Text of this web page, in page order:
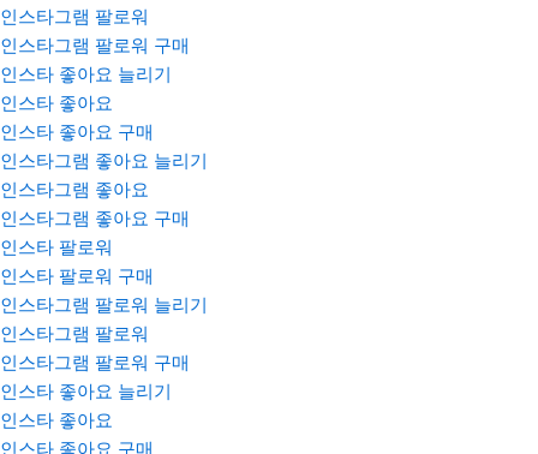
인스타그램 팔로워
인스타그램 팔로워 구매
인스타 좋아요 늘리기
인스타 좋아요
인스타 좋아요 구매
인스타그램 좋아요 늘리기
인스타그램 좋아요
인스타그램 좋아요 구매
인스타 팔로워
인스타 팔로워 구매
인스타그램 팔로워 늘리기
인스타그램 팔로워
인스타그램 팔로워 구매
인스타 좋아요 늘리기
인스타 좋아요
인스타 좋아요 구매